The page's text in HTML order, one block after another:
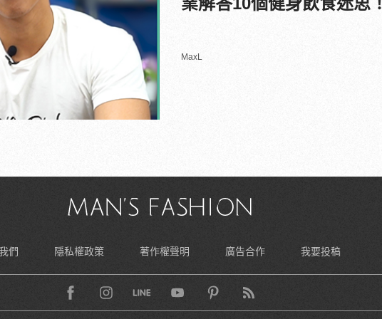
MaxL
們 隱私權政策 著作權聲明 廣告合作 我要投稿